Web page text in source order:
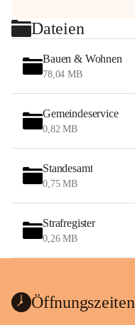
Dateien
Bauen & Wohnen
78,04 MB
Gemeindeservice
0,82 MB
Standesamt
0,75 MB
Strafregister
0,26 MB
Öffnungszeiten